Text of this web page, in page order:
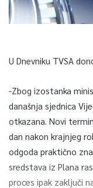
U Dnevniku TVSA
-Zbog izostanka
današnja sjednica
otkazana. Novi
dan nakon krajnjeg
odgoda praktično
sredstava iz Plana
proces ipak zaključi